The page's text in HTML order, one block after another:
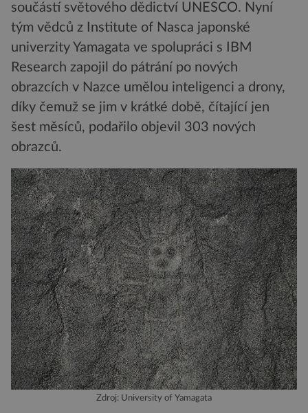
součástí světového dědictví UNESCO. Nyní
tým vědců z Institute of Nasca japonské
univerzity Yamagata ve spolupráci s IBM
Research zapojil do pátrání po nových
obrazcích v Nazce umělou inteligenci a drony,
díky čemuž se jim v krátké době, čítající jen
šest měsíců, podařilo objevil 303 nových
obrazců.
Zdroj: University of Yamagata